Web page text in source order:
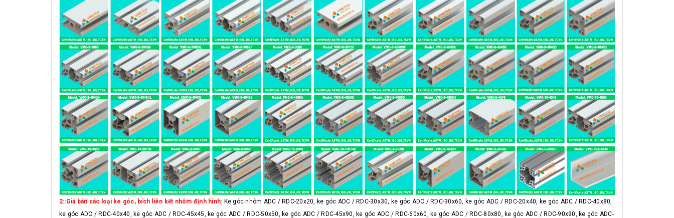
2::Giá bán các loại ke góc, bích liên kết nhôm định hình: Ke góc nhôm ADC / RDC-20x20, ke góc ADC / RDC-30x30, ke góc ADC / RDC-30x60, ke góc ADC / RDC-20x40, ke góc ADC / RDC-40x80,
ke góc ADC / RDC-40x40, ke góc ADC / RDC-45x45, ke góc ADC / RDC-50x50, ke góc ADC / RDC-45x90, ke góc ADC / RDC-60x60, ke góc ADC / RDC-80x80, ke góc ADC / RDC-90x90, ke góc ADC-